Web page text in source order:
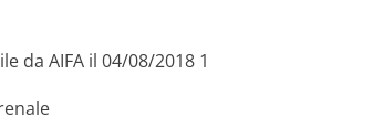
da AIFA il 04/08/2018 1